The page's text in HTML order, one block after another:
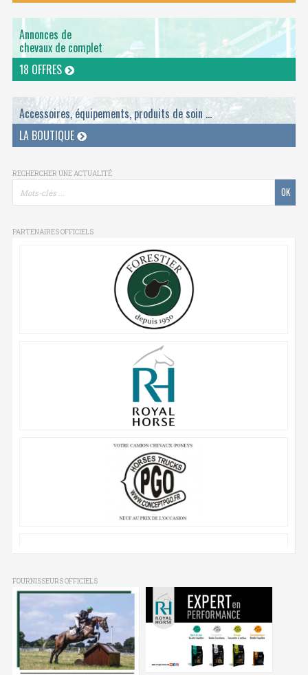
Annonces de
chevaux de complet
18 OFFRES
Accessoires, équipements, produits de soin ...
LA BOUTIQUE
RECHERCHER UNE ACTUALITÉ
PARTENAIRES OFFICIELS
FOURNISSEURS OFFICIELS